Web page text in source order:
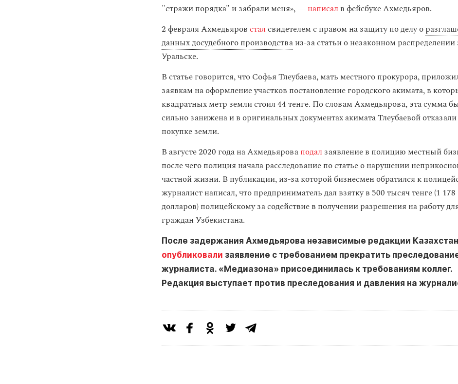
"стражи порядка" и забрали меня», —написал в фейсбуке Ахмедьяров.
2 февраля Ахмедьяровсталсвидетелем с правом на защиту по делу о
данных досудебного производстваиз-за статьи о незаконном распределении
Уральске.
В статье говорится, что Софья Тлеубаева, мать местного прокурора,
заявкам на оформление участков постановление городского акимата, в
квадратных метр земли стоил 44 тенге. По словам Ахмедьярова, эта сумма
сильно занижена и в оригинальных документах акимата Тлеубаевой
покупке земли.
В августе 2020 года на Ахмедьяроваподал заявление в полицию местный
после чего полиция начала расследование по статье о нарушении
частной жизни. В публикации, из-за которой бизнесмен обратился к
журналист написал, что предприниматель дал взятку в 500 тысяч тенге (1 178
долларов) полицейскому за содействие в получении разрешения на работу
граждан Узбекистана.
После задержания Ахмедьярова независимые редакции
опубликовали заявление с требованием прекратить
журналиста. «Медиазона» присоединилась к требованиям коллег.
Редакция выступает против преследования и давления на